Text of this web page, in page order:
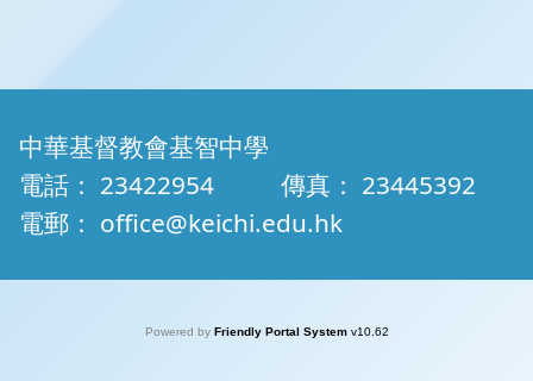
中華基督教會基智中學
電話：
23422954 傳真： 23445392
電郵：
office@keichi.edu.hk
Powered by Friendly Portal System v10.62